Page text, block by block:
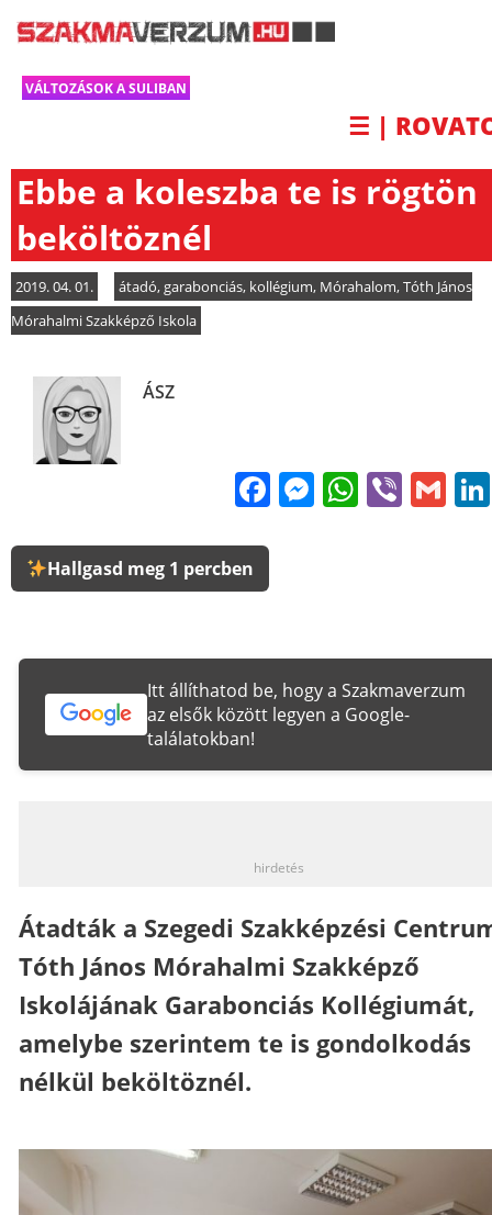
VÁLTOZÁSOK A SULIBAN
☰ |
Ebbe a koleszba te is rögtön
beköltöznél
2019. 04. 01. átadó, garabonciás, kollégium, Mórahalom,Tóth János
Mórahalmi Szakképző Iskola
ÁSZ
FacebookViber
Hallgasd meg 1 percben
Itt állíthatod be, hogy a Szakmaverzum
az elsők között legyen a Google-
találatokban!
hirdetés
Átadták a Szegedi Szakképzési
Tóth János Mórahalmi Szakképző
Iskolájának Garabonciás Kollégiumát,
amelybe szerintem te is gondolkodás
nélkül beköltöznél.